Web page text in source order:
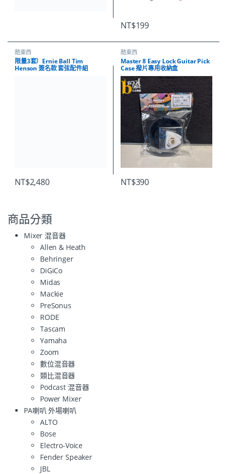
NT$199
酷東西
限量3套）Ernie Ball Tim
Henson 簽名款 套弦配件組
NT$2,480
酷東西
Master 8 Easy Lock Guitar Pick
Case 撥片專用收納盒
NT$390
商品分類
Mixer 混音器
Allen & Heath
Behringer
DiGiCo
Midas
Mackie
PreSonus
RODE
Tascam
Yamaha
Zoom
數位混音器
類比混音器
Podcast 混音器
Power Mixer
PA喇叭 外場喇叭
ALTO
Bose
Electro-Voice
Fender Speaker
JBL